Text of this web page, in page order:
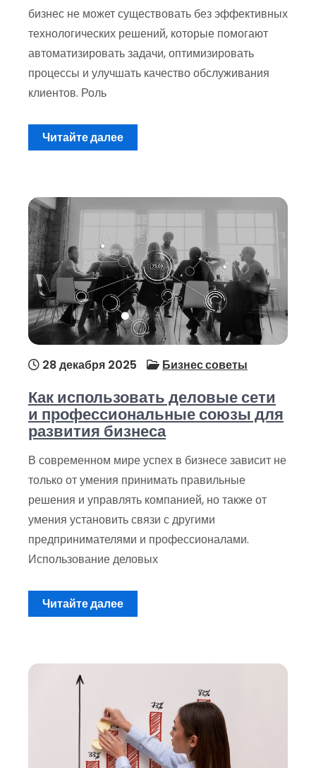
бизнес не может существовать без эффективных
технологических решений, которые помогают
автоматизировать задачи, оптимизировать
процессы и улучшать качество обслуживания
клиентов. Роль
Читайте далее
28 декабря 2025 Бизнес советы
Как использовать деловые сети
и профессиональные союзы для
развития бизнеса
В современном мире успех в бизнесе зависит не
только от умения принимать правильные
решения и управлять компанией, но также от
умения установить связи с другими
предпринимателями и профессионалами.
Использование деловых
Читайте далее